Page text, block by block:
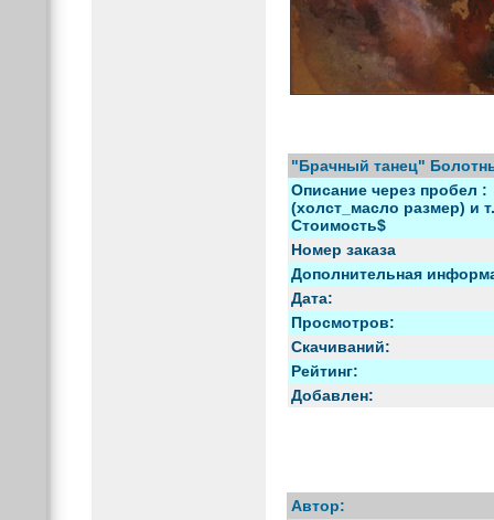
"Брачный танец"
Описание через пробел :
(холст_масло размер) и
Стоимость$
Номер заказа
Дополнительная
Дата:
Просмотров:
Скачиваний:
Рейтинг:
Добавлен:
Автор: